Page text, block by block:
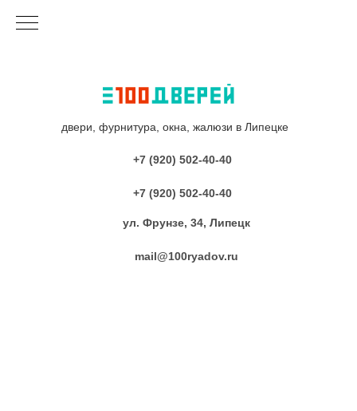
двери, фурнитура, окна, жалюзи в Липецке
+7 (920) 502-40-40
+7 (920) 502-40-40
ул. Фрунзе, 34, Липецк
mail@100ryadov.ru